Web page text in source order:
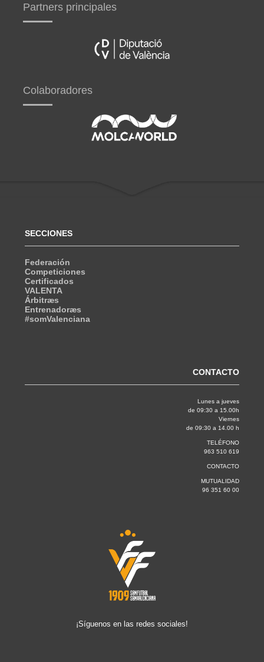
Partners principales
Colaboradores
SECCIONES
Federación
Competiciones
Certificados
VALENTA
Árbitræs
Entrenadoræs
#somValenciana
CONTACTO
Lunes a jueves
de 09:30 a 15.00h
Viernes
de 09:30 a 14.00 h
TELÉFONO
963 510 619
CONTACTO
MUTUALIDAD
96 351 60 00
¡Síguenos en las redes sociales!